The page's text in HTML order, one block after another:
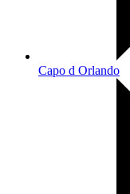
Capo d Orlando